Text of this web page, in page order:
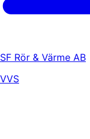
SF Rör & Värme AB
VVS